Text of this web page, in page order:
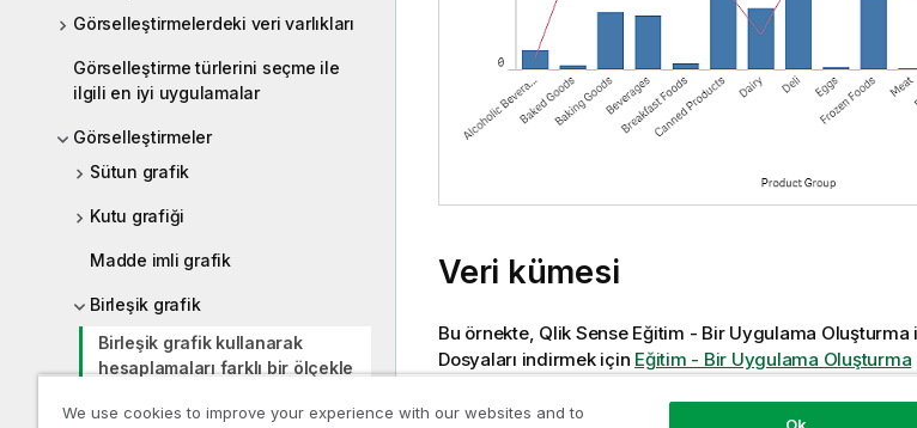
Görselleştirmelerdeki veri varlıkları
Görselleştirme türlerini seçme ile
ilgili en iyi uygulamalar
Görselleştirmeler
Sütun grafik
Kutu grafiği
Madde imli grafik
Birleşik grafik
Birleşik grafik kullanarak
hesaplamaları farklı bir ölçekle
Veri kümesi
Bu örnekte, Qlik Sense Eğitim - Bir Uygulama Oluşturma
Dosyaları indirmek için Eğitim - Bir Uygulama Oluşturma
(Ders kaynağı) klasöründeki
We use cookies to improve your experience with our websites and to